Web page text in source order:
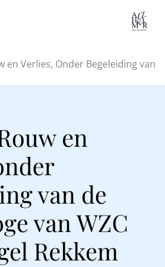
en Verlies, Onder Begeleiding van
en
van de
van WZC
Rekkem